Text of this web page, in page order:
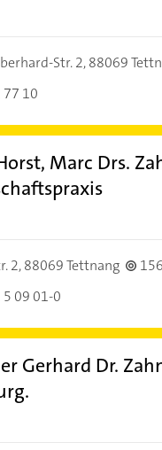
Str. 2,88069
10
Marc Drs.
2,88069 Tettnang
09 01-0
Gerhard Dr.